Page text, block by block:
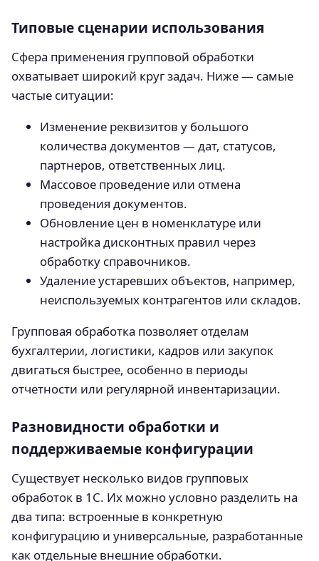
Типовые сценарии использования
Сфера применения групповой обработки
охватывает широкий круг задач. Ниже — самые
частые ситуации:
Изменение реквизитов у большого
количества документов — дат, статусов,
партнеров, ответственных лиц.
Массовое проведение или отмена
проведения документов.
Обновление цен в номенклатуре или
настройка дисконтных правил через
обработку справочников.
Удаление устаревших объектов, например,
неиспользуемых контрагентов или складов.
Групповая обработка позволяет отделам
бухгалтерии, логистики, кадров или закупок
двигаться быстрее, особенно в периоды
отчетности или регулярной инвентаризации.
Разновидности обработки и
поддерживаемые конфигурации
Существует несколько видов групповых
обработок в 1С. Их можно условно разделить на
два типа: встроенные в конкретную
конфигурацию и универсальные, разработанные
как отдельные внешние обработки.